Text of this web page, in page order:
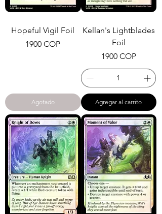
Hopeful Vigil Foil
Precio
1900 COP
Agotado
Kellan's Lightblades
Foil
Precio
1900 COP
Agregar al carrito